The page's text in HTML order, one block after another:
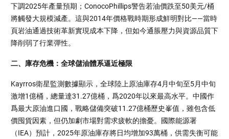
下調2025年產量預期；ConocoPhillips警告若油價跌至50美元/桶
將觸發大規模減產。這與2014年價格戰時期形成鮮明對比——當時
頁岩油通過技術革新實現成本下降，但如今通脹壓力與資源品質下
降削弱了行業彈性。
二、庫存危機：全球儲油體系逼近極限
Kayrros衛星監測數據顯示，全球陸上原油庫存4月中旬至5月中旬
激增1億桶，總量達31.27億桶，爲2020年以來最高水平。中國作
爲最大原油進口國，戰略儲備突破11.27億桶歷史峯值，雖包含低
價囤貨因素，但仍加劇市場對需求疲軟的擔憂。國際能源署
（IEA）預計，2025年原油庫存將日均增加93萬桶，供需失衡可能